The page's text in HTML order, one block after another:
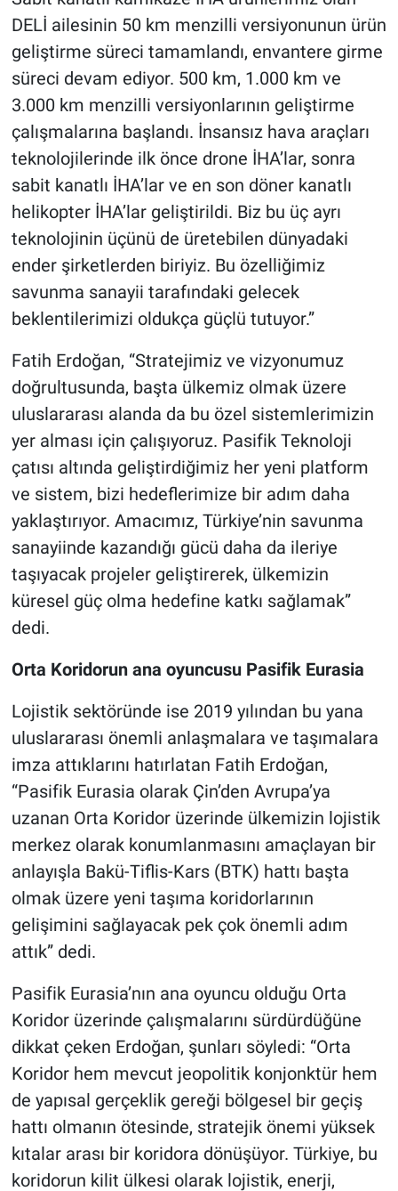
DELİ ailesinin 50 km menzilli versiyonunun ürün
geliştirme süreci tamamlandı, envantere girme
süreci devam ediyor. 500 km, 1.000 km ve
3.000 km menzilli versiyonlarının geliştirme
çalışmalarına başlandı. İnsansız hava araçları
teknolojilerinde ilk önce drone İHA’lar, sonra
sabit kanatlı İHA’lar ve en son döner kanatlı
helikopter İHA’lar geliştirildi. Biz bu üç ayrı
teknolojinin üçünü de üretebilen dünyadaki
ender şirketlerden biriyiz. Bu özelliğimiz
savunma sanayii tarafındaki gelecek
beklentilerimizi oldukça güçlü tutuyor.”
Fatih Erdoğan, “Stratejimiz ve vizyonumuz
doğrultusunda, başta ülkemiz olmak üzere
uluslararası alanda da bu özel sistemlerimizin
yer alması için çalışıyoruz. Pasifik Teknoloji
çatısı altında geliştirdiğimiz her yeni platform
ve sistem, bizi hedeflerimize bir adım daha
yaklaştırıyor. Amacımız, Türkiye’nin savunma
sanayiinde kazandığı gücü daha da ileriye
taşıyacak projeler geliştirerek, ülkemizin
küresel güç olma hedefine katkı sağlamak”
dedi.
Orta Koridorun ana oyuncusu Pasifik Eurasia
Lojistik sektöründe ise 2019 yılından bu yana
uluslararası önemli anlaşmalara ve taşımalara
imza attıklarını hatırlatan Fatih Erdoğan,
“Pasifik Eurasia olarak Çin’den Avrupa’ya
uzanan Orta Koridor üzerinde ülkemizin lojistik
merkez olarak konumlanmasını amaçlayan bir
anlayışla Bakü-Tiflis-Kars (BTK) hattı başta
olmak üzere yeni taşıma koridorlarının
gelişimini sağlayacak pek çok önemli adım
attık” dedi.
Pasifik Eurasia’nın ana oyuncu olduğu Orta
Koridor üzerinde çalışmalarını sürdürdüğüne
dikkat çeken Erdoğan, şunları söyledi: “Orta
Koridor hem mevcut jeopolitik konjonktür hem
de yapısal gerçeklik gereği bölgesel bir geçiş
hattı olmanın ötesinde, stratejik önemi yüksek
kıtalar arası bir koridora dönüşüyor. Türkiye, bu
koridorun kilit ülkesi olarak lojistik, enerji,